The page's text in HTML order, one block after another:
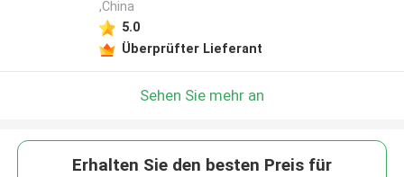
,China
5.0
Überprüfter Lieferant
Sehen Sie mehr an
Erhalten Sie den besten Preis für